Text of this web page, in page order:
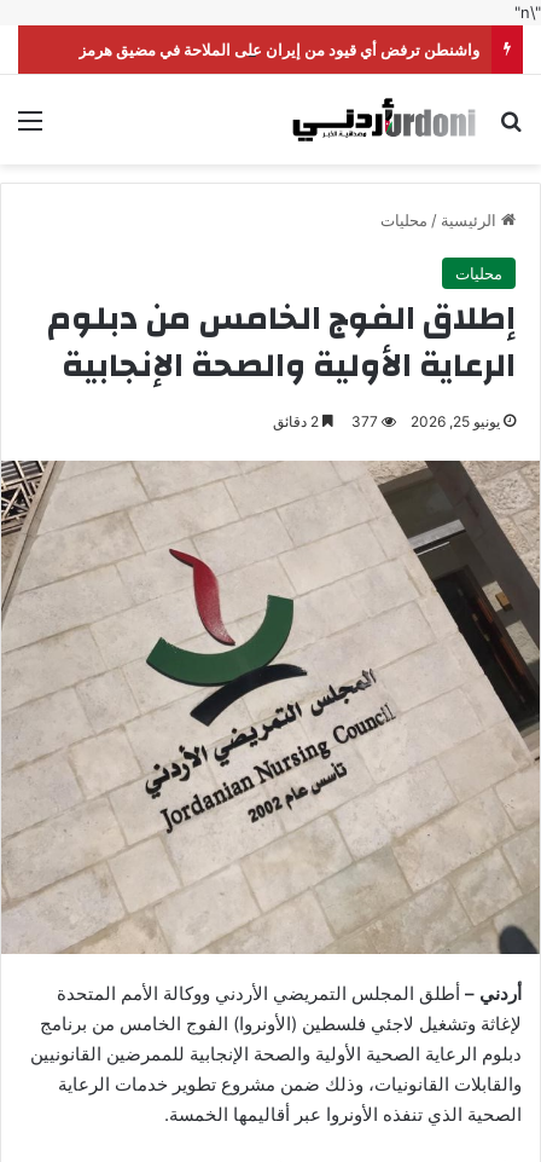
"\n"
واشنطن ترفض أي قيود من إيران على الملاحة في مضيق هرمز
بحث عن
الرئيسية / محليات
محليات
إطلاق الفوج الخامس من دبلوم
الرعاية الأولية والصحة الإنجابية
يونيو 25, 2026 377
أردني – أطلق المجلس التمريضي الأردني ووكالة الأمم المتحدة
لإغاثة وتشغيل لاجئي فلسطين (الأونروا) الفوج الخامس من برنامج
دبلوم الرعاية الصحية الأولية والصحة الإنجابية للممرضين القانونيين
والقابلات القانونيات، وذلك ضمن مشروع تطوير خدمات الرعاية
الصحية الذي تنفذه الأونروا عبر أقاليمها الخمسة.